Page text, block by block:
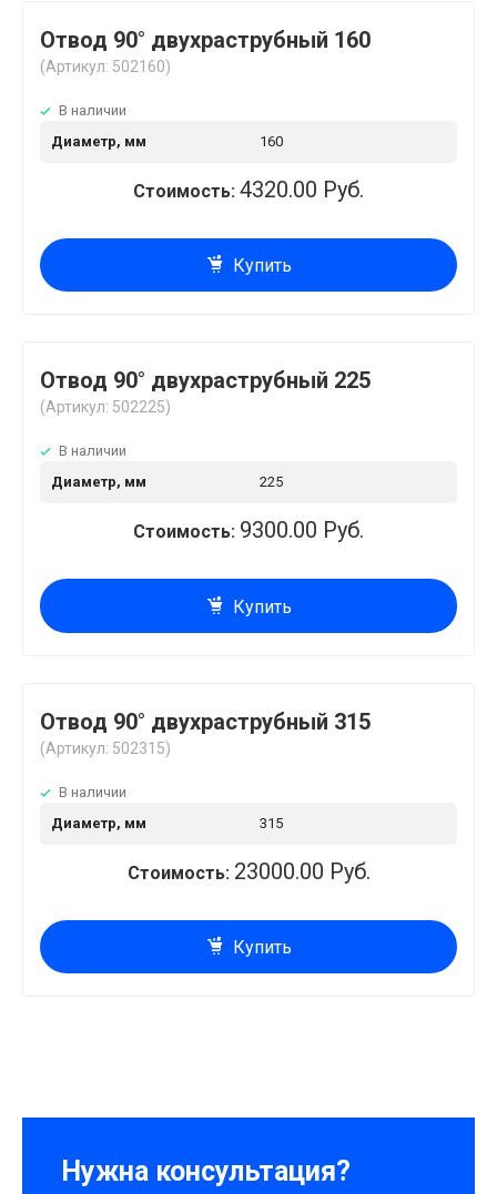
Отвод 90° двухраструбный 160
(Артикул: 502160)
В наличии
Диаметр, мм
160
Стоимость: 4320.00 Руб.
Купить
Отвод 90° двухраструбный 225
(Артикул: 502225)
В наличии
Диаметр, мм
225
Стоимость: 9300.00 Руб.
Купить
Отвод 90° двухраструбный 315
(Артикул: 502315)
В наличии
Диаметр, мм
315
Стоимость: 23000.00 Руб.
Купить
Нужна консультация?